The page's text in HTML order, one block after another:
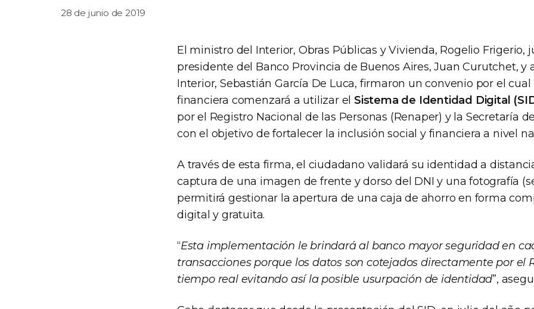
28 de junio de 2019
El ministro del Interior, Obras Públicas y Vivienda, Rogelio Frigerio,
presidente del Banco Provincia de Buenos Aires, Juan Curutchet, y
Interior, Sebastián García De Luca, firmaron un convenio por el
financiera comenzará a utilizar el Sistema de Identidad Digital
por el Registro Nacional de las Personas (Renaper) y la Secretaría
con el objetivo de fortalecer la inclusión social y financiera a nivel
A través de esta firma, el ciudadano validará su identidad a
captura de una imagen de frente y dorso del DNI y una fotografía
permitirá gestionar la apertura de una caja de ahorro en forma
digital y gratuita.
“Esta implementación le brindará al banco mayor seguridad en
transacciones porque los datos son cotejados directamente por el
tiempo real evitando así la posible usurpación de identidad”,